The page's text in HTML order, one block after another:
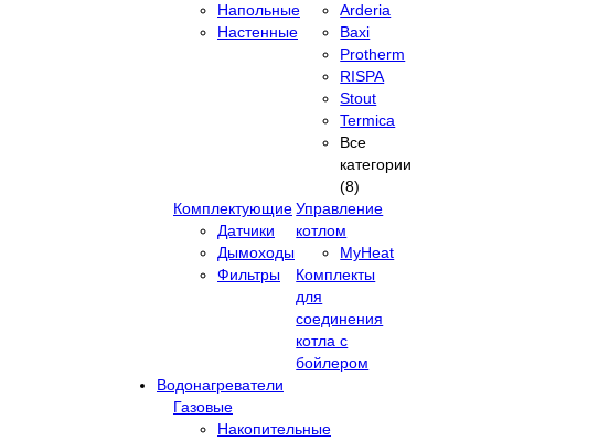
Напольные
Настенные
Arderia
Baxi
Protherm
RISPA
Stout
Termica
Все
категории
(8)
Комплектующие
Датчики
Дымоходы
Фильтры
Управление
котлом
MyHeat
Комплекты
для
соединения
котла с
бойлером
Водонагреватели
Газовые
Накопительные